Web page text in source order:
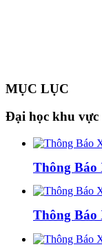
MỤC LỤC
Đại học khu vực
Thông Báo
Thông Báo